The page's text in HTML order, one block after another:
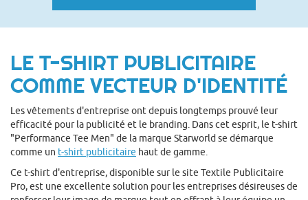
LE T-SHIRT PUBLICITAIRE
COMME VECTEUR D'IDENTITÉ
Les vêtements d'entreprise ont depuis longtemps prouvé leur
efficacité pour la publicité et le branding. Dans cet esprit, le t-shirt
"Performance Tee Men" de la marque Starworld se démarque
comme un t-shirt publicitaire haut de gamme.
Ce t-shirt d'entreprise, disponible sur le site Textile Publicitaire
Pro, est une excellente solution pour les entreprises désireuses de